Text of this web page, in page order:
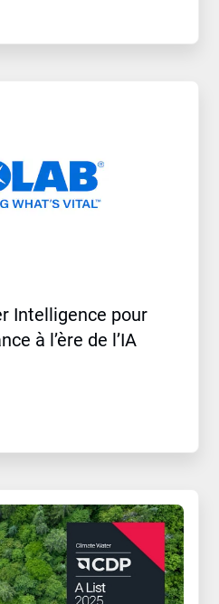
Intelligence pour
à l’ère de l’IA